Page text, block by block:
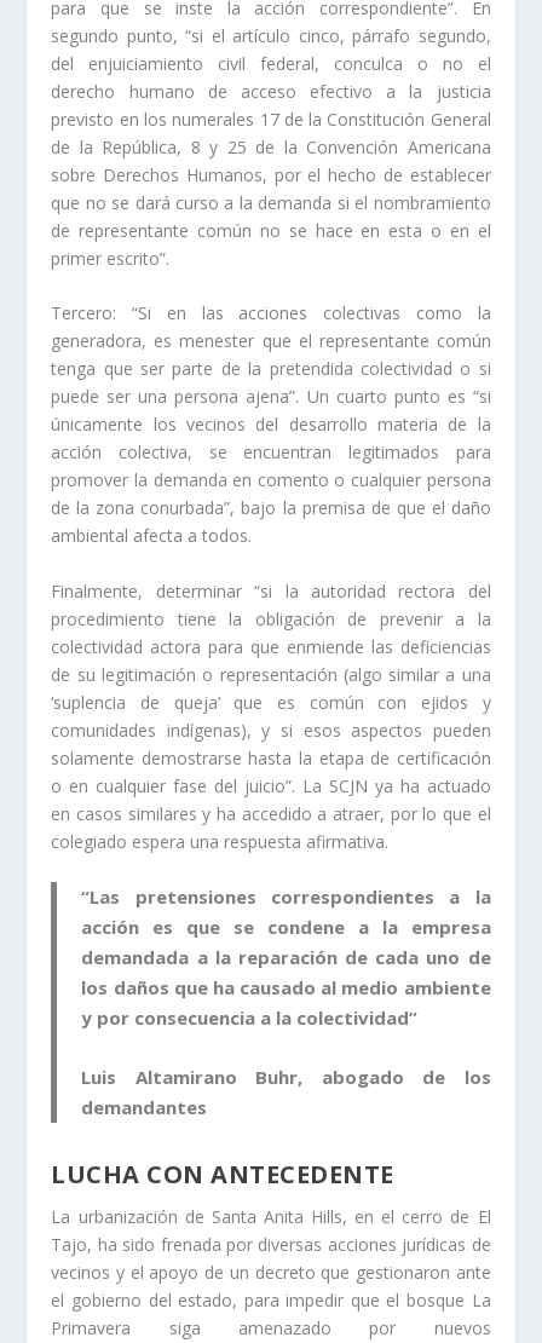
para que se inste la acción correspondiente”. En
segundo punto, “si el artículo cinco, párrafo segundo,
del enjuiciamiento civil federal, conculca o no el
derecho humano de acceso efectivo a la justicia
previsto en los numerales 17 de la Constitución General
de la República, 8 y 25 de la Convención Americana
sobre Derechos Humanos, por el hecho de establecer
que no se dará curso a la demanda si el nombramiento
de representante común no se hace en esta o en el
primer escrito”.
Tercero: “Si en las acciones colectivas como la
generadora, es menester que el representante común
tenga que ser parte de la pretendida colectividad o si
puede ser una persona ajena”. Un cuarto punto es “si
únicamente los vecinos del desarrollo materia de la
acción colectiva, se encuentran legitimados para
promover la demanda en comento o cualquier persona
de la zona conurbada”, bajo la premisa de que el daño
ambiental afecta a todos.
Finalmente, determinar “si la autoridad rectora del
procedimiento tiene la obligación de prevenir a la
colectividad actora para que enmiende las deficiencias
de su legitimación o representación (algo similar a una
‘suplencia de queja’ que es común con ejidos y
comunidades indígenas), y si esos aspectos pueden
solamente demostrarse hasta la etapa de certificación
o en cualquier fase del juicio”. La SCJN ya ha actuado
en casos similares y ha accedido a atraer, por lo que el
colegiado espera una respuesta afirmativa.
“Las pretensiones correspondientes a la
acción es que se condene a la empresa
demandada a la reparación de cada uno de
los daños que ha causado al medio ambiente
y por consecuencia a la colectividad”
Luis Altamirano Buhr, abogado de los
demandantes
LUCHA CON ANTECEDENTE
La urbanización de Santa Anita Hills, en el cerro de El
Tajo, ha sido frenada por diversas acciones jurídicas de
vecinos y el apoyo de un decreto que gestionaron ante
el gobierno del estado, para impedir que el bosque La
Primavera siga amenazado por nuevos